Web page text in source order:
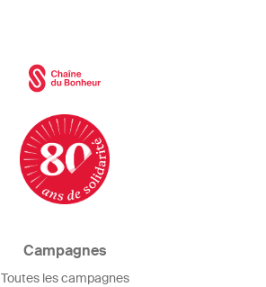
Campagnes
Toutes les campagnes